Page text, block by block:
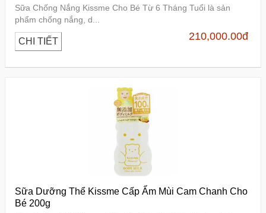
Sữa Chống Nắng Kissme Cho Bé Từ 6 Tháng Tuổi là sản
phẩm chống nắng, d...
CHI TIẾT 210,000.00đ
Sữa Dưỡng Thể Kissme Cấp Ẩm Mùi Cam Chanh Cho
Bé 200g